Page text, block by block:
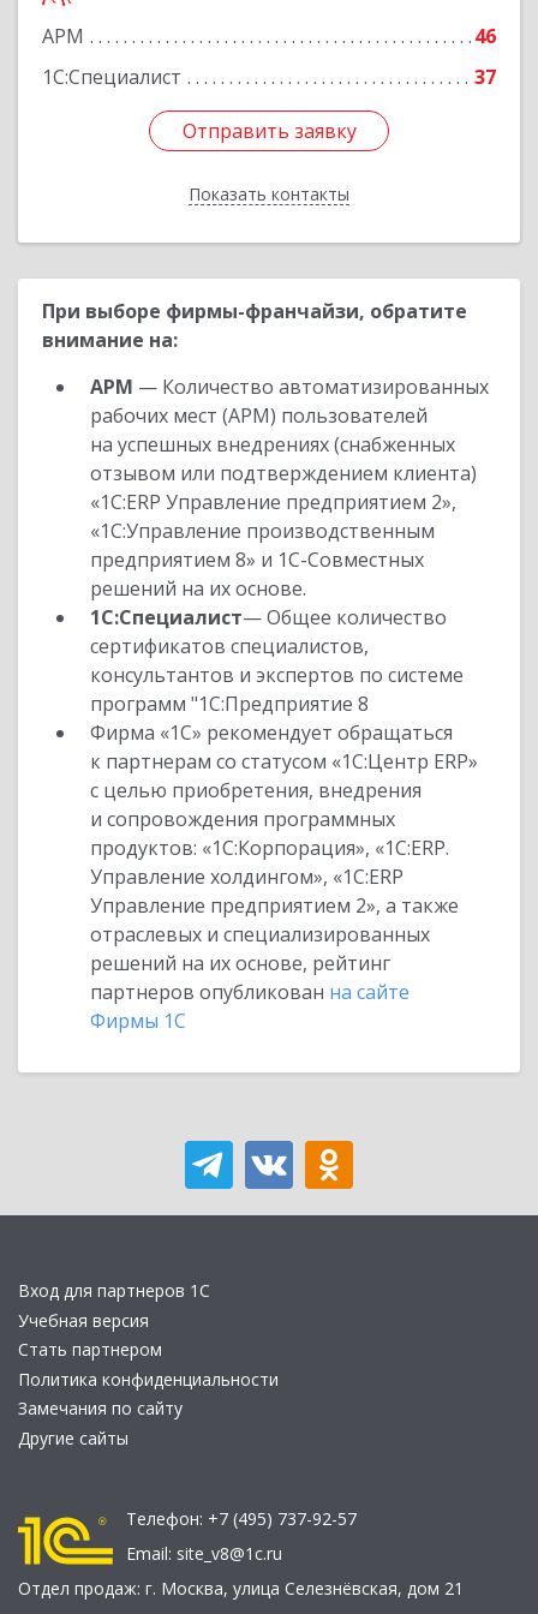
АРМ
46
1С:Специалист
37
Отправить заявку
Показать контакты
Отправить заявку
Назад
При выборе фирмы-франчайзи, обратите
внимание на:
АРМ — Количество автоматизированных
рабочих мест (АРМ) пользователей
на успешных внедрениях (снабженных
отзывом или подтверждением клиента)
«1С:ERP Управление предприятием 2»,
«1С:Управление производственным
предприятием 8» и 1С-Совместных
решений на их основе.
1С:Специалист— Общее количество
сертификатов специалистов,
консультантов и экспертов по системе
программ "1С:Предприятие 8
Фирма «1С» рекомендует обращаться
к партнерам со статусом «1С:Центр ERP»
с целью приобретения, внедрения
и сопровождения программных
продуктов: «1С:Корпорация», «1С:ERP.
Управление холдингом», «1С:ERP
Управление предприятием 2», а также
отраслевых и специализированных
решений на их основе, рейтинг
партнеров опубликован на сайте
Фирмы 1С
Вход для партнеров 1С
Учебная версия
Стать партнером
Политика конфиденциальности
Замечания по сайту
Другие сайты
Телефон: +7 (495) 737-92-57
Email: site_v8@1c.ru
Отдел продаж: г. Москва, улица Селезнёвская, дом 21